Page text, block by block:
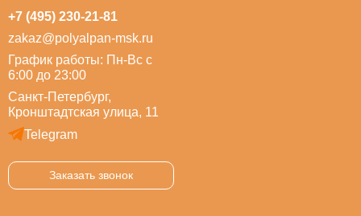
+7 (495) 230-21-81
zakaz@polyalpan-msk.ru
График работы: Пн-Вс с
6:00 до 23:00
Санкт-Петербург,
Кронштадтская улица, 11
Telegram
Заказать звонок